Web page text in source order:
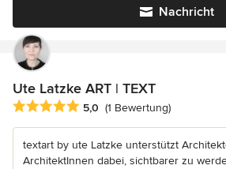
Nachricht
Ute Latzke ART | TEXT
Durchschnittliche Bewertung: 5 von 5
5,0 (1 Bewertung)
textart by ute Latzke unterstützt
ArchitektInnen dabei, sichtbarer zu